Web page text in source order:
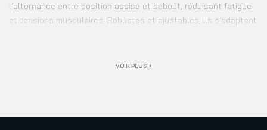
l’alternance entre position assise et debout, réduisant fatigue
et tensions musculaires. Robustes et ajustables, ils s’adaptent
de travail debout prolongés, ils favorisent une meilleure posture
VOIR PLUS +